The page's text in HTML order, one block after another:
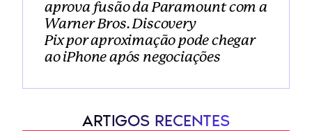
aprova fusão da Paramount com a
Warner Bros. Discovery
Pix por aproximação pode chegar
ao iPhone após negociações
ARTIGOS RECENTES